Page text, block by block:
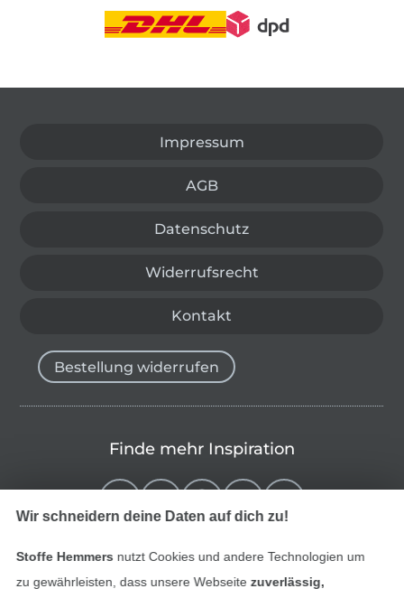
Impressum
AGB
Datenschutz
Widerrufsrecht
Kontakt
Bestellung widerrufen
Finde mehr Inspiration
Wir schneidern deine Daten auf dich zu!
Stoffe Hemmers nutzt Cookies und andere Technologien um
zu gewährleisten, dass unsere Webseite zuverlässig,